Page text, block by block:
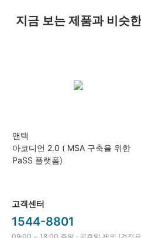
지금 보는 제품과 비슷
맨텍
아코디언 2.0 ( MSA 구축을 위한
PaSS 플랫폼)
고객센터
1544-8801